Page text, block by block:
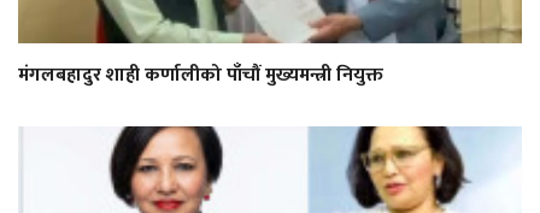
मंगलबहादुर शाही कर्णालीको पाँचौं मुख्यमन्त्री नियुक्त